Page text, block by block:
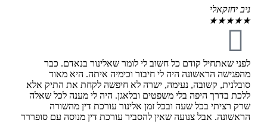
ניב יחזקאלי
★
★
★
★
★
לפני שאתחיל קודם כל חשוב לי לומר שאלינור בנאדם. כבר
מהפגישה הראשונה היה לי חיבור וכימיה איתה. היא מאוד
סובלנית, קשובה, נעימה, ישרה לא חיפשה לקחת את התיק אלא
ללכת בדרך היפה בלי משפטים ובלאגן. היה לי מענה לכל שאלה
שרק רציתי בכל שעה ובכל זמן אלינור עורכת דין מהשורה
הראשונה. אבל צנועה שאין להסביר עורכת דין מנוסה עם סופררר